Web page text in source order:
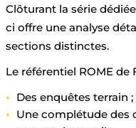
Clôturant la série
ci offre une analyse
sections distinctes.
Le référentiel ROME de
Des enquêtes terrain ;
Une complétude des